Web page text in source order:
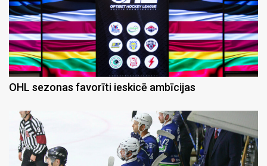
OHL sezonas favorīti ieskicē ambīcijas